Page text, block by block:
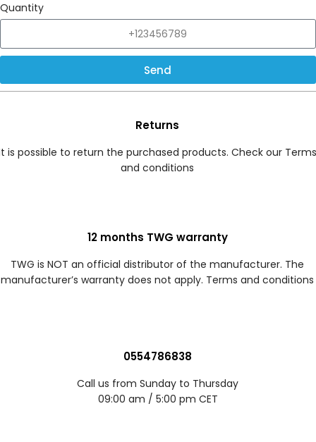
Quantity
Send
Returns
is possible to return the purchased products. Check our Terms
and conditions
12 months TWG warranty
TWG is NOT an official distributor of the manufacturer. The
manufacturer’s warranty does not apply. Terms and conditions
0554786838
Call us from Sunday to Thursday
09:00 am / 5:00 pm CET